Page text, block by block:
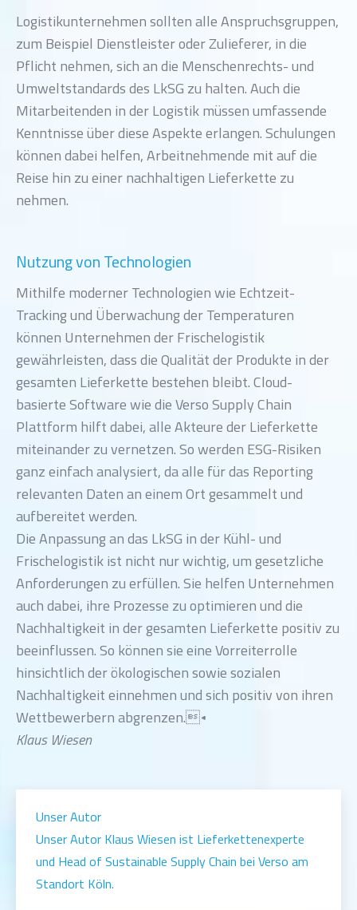
Logistikunternehmen sollten alle Anspruchsgruppen,
zum Beispiel Dienstleister oder Zulieferer, in die
Pflicht nehmen, sich an die Menschenrechts- und
Umweltstandards des LkSG zu halten. Auch die
Mitarbeitenden in der Logistik müssen umfassende
Kenntnisse über diese Aspekte erlangen. Schulungen
können dabei helfen, Arbeitnehmende mit auf die
Reise hin zu einer nachhaltigen Lieferkette zu
nehmen.
Nutzung von Technologien
Mithilfe moderner Technologien wie Echtzeit-
Tracking und Überwachung der Temperaturen
können Unternehmen der Frischelogistik
gewährleisten, dass die Qualität der Produkte in der
gesamten Lieferkette bestehen bleibt. Cloud-
basierte Software wie die Verso Supply Chain
Plattform hilft dabei, alle Akteure der Lieferkette
miteinander zu vernetzen. So werden ESG-Risiken
ganz einfach analysiert, da alle für das Reporting
relevanten Daten an einem Ort gesammelt und
aufbereitet werden.
Die Anpassung an das LkSG in der Kühl- und
Frischelogistik ist nicht nur wichtig, um gesetzliche
Anforderungen zu erfüllen. Sie helfen Unternehmen
auch dabei, ihre Prozesse zu optimieren und die
Nachhaltigkeit in der gesamten Lieferkette positiv zu
beeinflussen. So können sie eine Vorreiterrolle
hinsichtlich der ökologischen sowie sozialen
Nachhaltigkeit einnehmen und sich positiv von ihren
Wettbewerbern abgrenzen.◂
Klaus Wiesen
Unser Autor
Unser Autor Klaus Wiesen ist Lieferkettenexperte
und Head of Sustainable Supply Chain bei Verso am
Standort Köln.